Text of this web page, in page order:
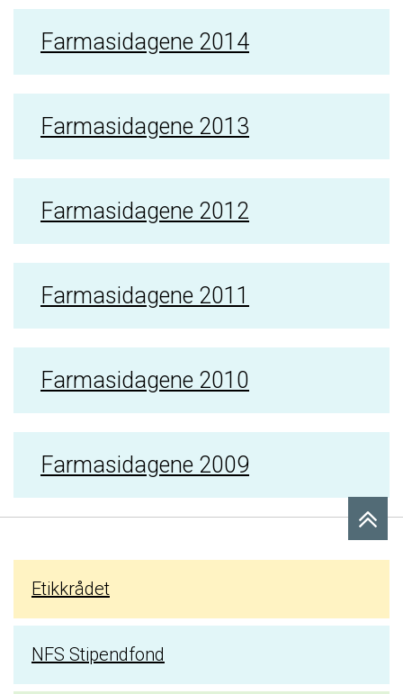
Farmasidagene 2014
Farmasidagene 2013
Farmasidagene 2012
Farmasidagene 2011
Farmasidagene 2010
Farmasidagene 2009
Etikkrådet
NFS Stipendfond